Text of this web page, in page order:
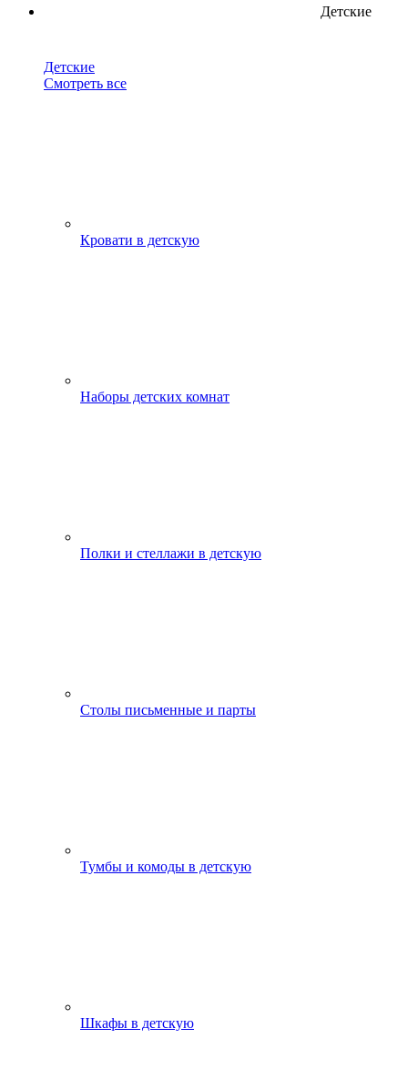
Детские
Детские
Смотреть все
Кровати в детскую
Наборы детских комнат
Полки и стеллажи в детскую
Столы письменные и парты
Тумбы и комоды в детскую
Шкафы в детскую